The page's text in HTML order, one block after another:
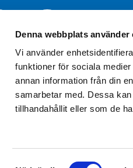
Denna webbplats använder
Vi använder
funktioner för sociala
annan information från din
samarbetar med. Dessa
tillhandahållit eller som de
Samtyckesval